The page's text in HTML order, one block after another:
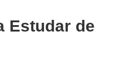
Estudar de